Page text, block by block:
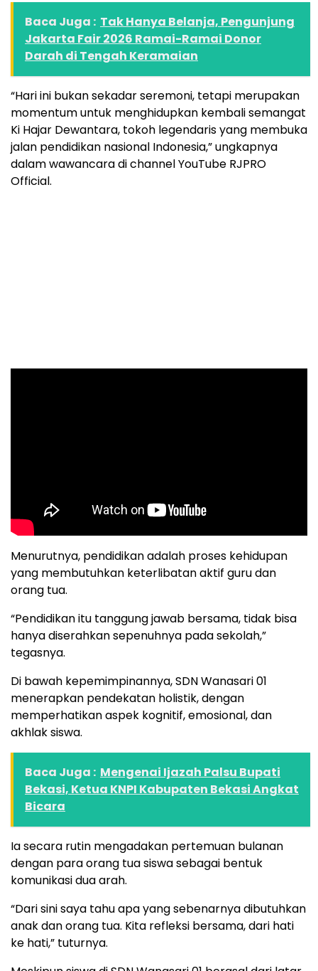
Baca Juga : Tak Hanya Belanja, Pengunjung
Jakarta Fair 2026 Ramai-Ramai Donor
Darah di Tengah Keramaian
“Hari ini bukan sekadar seremoni, tetapi merupakan
momentum untuk menghidupkan kembali semangat
Ki Hajar Dewantara, tokoh legendaris yang membuka
jalan pendidikan nasional Indonesia,” ungkapnya
dalam wawancara di channel YouTube RJPRO
Official.
Menurutnya, pendidikan adalah proses kehidupan
yang membutuhkan keterlibatan aktif guru dan
orang tua.
“Pendidikan itu tanggung jawab bersama, tidak bisa
hanya diserahkan sepenuhnya pada sekolah,”
tegasnya.
Di bawah kepemimpinannya, SDN Wanasari 01
menerapkan pendekatan holistik, dengan
memperhatikan aspek kognitif, emosional, dan
akhlak siswa.
Baca Juga : Mengenai Ijazah Palsu Bupati
Bekasi, Ketua KNPI Kabupaten Bekasi Angkat
Bicara
Ia secara rutin mengadakan pertemuan bulanan
dengan para orang tua siswa sebagai bentuk
komunikasi dua arah.
“Dari sini saya tahu apa yang sebenarnya dibutuhkan
anak dan orang tua. Kita refleksi bersama, dari hati
ke hati,” tuturnya.